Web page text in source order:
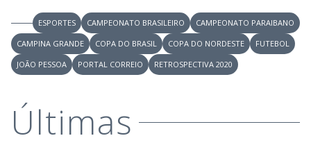
ESPORTES CAMPEONATO BRASILEIRO
CAMPEONATO PARAIBANO
CAMPINA GRANDE
COPA DO BRASIL COPA DO NORDESTE
FUTEBOL
JOÃO PESSOA
PORTAL CORREIO RETROSPECTIVA 2020
Últimas